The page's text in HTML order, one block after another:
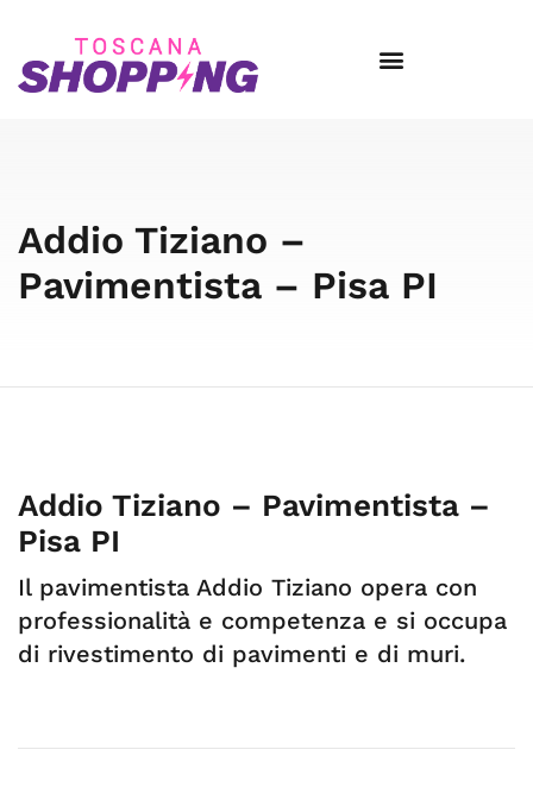
Addio Tiziano –
Pavimentista – Pisa PI
Addio Tiziano – Pavimentista –
Pisa PI
Il pavimentista Addio Tiziano opera con
professionalità e competenza e si occupa
di rivestimento di pavimenti e di muri.